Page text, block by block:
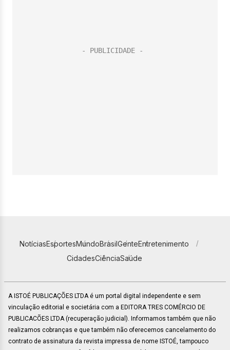
NotíciasEsportesMundoBrasilGenteEntretenimento
CidadesCiênciaSaúde
A ISTOÉ PUBLICAÇÕES LTDA é um portal digital independente e sem
vinculação editorial e societária com a EDITORA TRES COMÉRCIO DE
PUBLICACÕES LTDA (recuperação judicial). Informamos também que não
realizamos cobranças e que também não oferecemos cancelamento do
contrato de assinatura da revista impressa de nome ISTOÉ, tampouco